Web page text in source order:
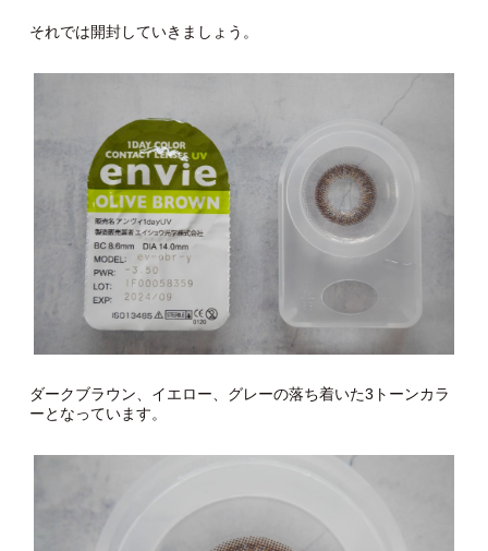
それでは開封していきましょう。
ダークブラウン、イエロー、グレーの落ち着いた3トーンカラ
ーとなっています。